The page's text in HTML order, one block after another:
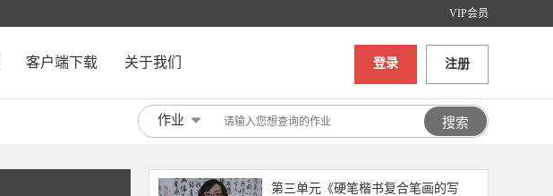
VIP会员
客户端下载 关于我们 登录 注册
作业
法》第三节 横折、竖折
第三单元《硬笔楷书复合笔画的写
法》第二节 斜钩、卧钩
第三单元《硬笔楷书复合笔画的写